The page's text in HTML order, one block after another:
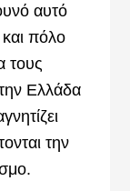
αυτό
και πόλο
τους
Ελλάδα
την